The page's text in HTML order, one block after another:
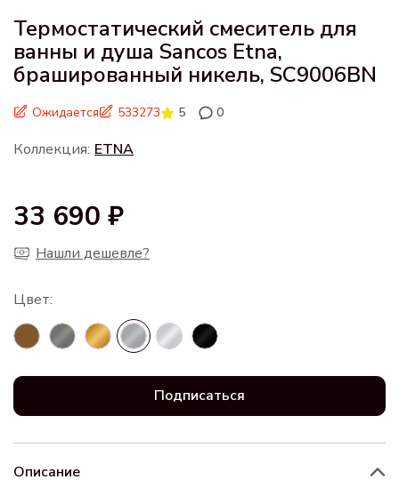
Термостатический смеситель для
ванны и душа Sancos Etna,
брашированный никель, SC9006BN
Ожидается 533273 5 0
Коллекция: ETNA
33 690 ₽
Нашли дешевле?
Подписаться
Описание